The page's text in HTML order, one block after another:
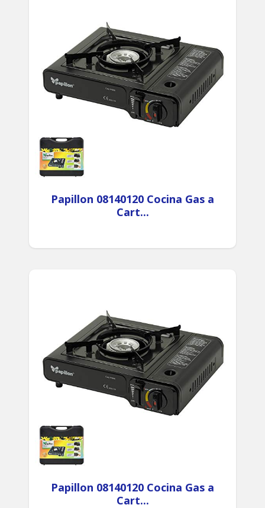
Papillon 08140120 Cocina Gas a
Cart...
Papillon 08140120 Cocina Gas a
Cart...